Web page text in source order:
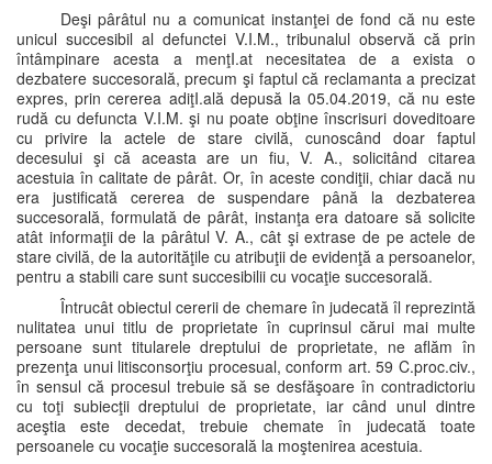
Deşi pârâtul nu a comunicat instanţei de fond că nu este
unicul succesibil al defunctei V.I.M., tribunalul observă că prin
întâmpinare acesta a menţI.at necesitatea de a exista o
dezbatere succesorală, precum şi faptul că reclamanta a precizat
expres, prin cererea adiţI.ală depusă la 05.04.2019, că nu este
rudă cu defuncta V.I.M. şi nu poate obţine înscrisuri doveditoare
cu privire la actele de stare civilă, cunoscând doar faptul
decesului şi că aceasta are un fiu, V. A., solicitând citarea
acestuia în calitate de pârât. Or, în aceste condiţii, chiar dacă nu
era justificată cererea de suspendare până la dezbaterea
succesorală, formulată de pârât, instanţa era datoare să solicite
atât informaţii de la pârâtul V. A., cât şi extrase de pe actele de
stare civilă, de la autorităţile cu atribuţii de evidenţă a persoanelor,
pentru a stabili care sunt succesibilii cu vocaţie succesorală.
Întrucât obiectul cererii de chemare în judecată îl reprezintă
nulitatea unui titlu de proprietate în cuprinsul cărui mai multe
persoane sunt titularele dreptului de proprietate, ne aflăm în
prezenţa unui litisconsorţiu procesual, conform art. 59 C.proc.civ.,
în sensul că procesul trebuie să se desfăşoare în contradictoriu
cu toţi subiecţii dreptului de proprietate, iar când unul dintre
aceştia este decedat, trebuie chemate în judecată toate
persoanele cu vocaţie succesorală la moştenirea acestuia.